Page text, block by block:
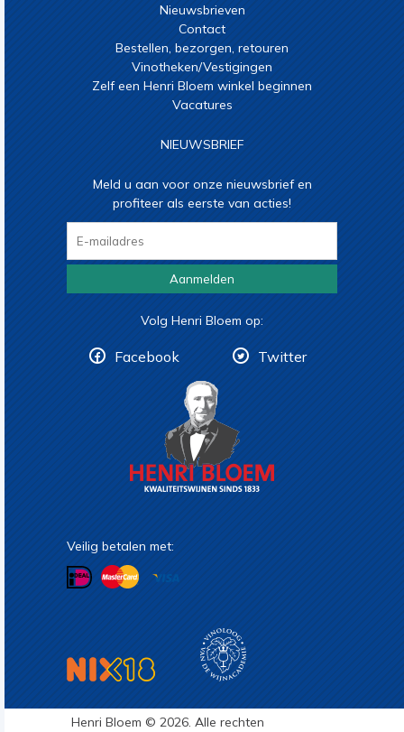
Nieuwsbrieven
Contact
Bestellen, bezorgen, retouren
Vinotheken/Vestigingen
Zelf een Henri Bloem winkel beginnen
Vacatures
NIEUWSBRIEF
Meld u aan voor onze nieuwsbrief en
profiteer als eerste van acties!
Aanmelden
Volg Henri Bloem op:
Facebook Twitter
Veilig betalen met:
Henri Bloem © 2026. Alle rechten